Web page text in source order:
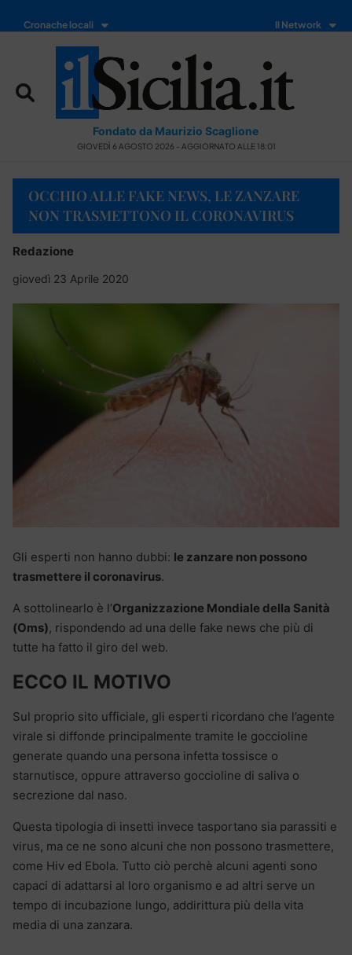
Cronache locali Il Network
Fondato da Maurizio Scaglione
GIOVEDÌ 6 AGOSTO 2026 - AGGIORNATO ALLE 18:01
OCCHIO ALLE FAKE NEWS, LE ZANZARE
NON TRASMETTONO IL CORONAVIRUS
Redazione
giovedì 23 Aprile 2020
Gli esperti non hanno dubbi: le zanzare non possono
trasmettere il coronavirus.
A sottolinearlo è l’Organizzazione Mondiale della Sanità
(Oms), rispondendo ad una delle fake news che più di
tutte ha fatto il giro del web.
ECCO IL MOTIVO
Sul proprio sito ufficiale, gli esperti ricordano che l’agente
virale si diffonde principalmente tramite le goccioline
generate quando una persona infetta tossisce o
starnutisce, oppure attraverso goccioline di saliva o
secrezione dal naso.
Questa tipologia di insetti invece tasportano sia parassiti e
virus, ma ce ne sono alcuni che non possono trasmettere,
come Hiv ed Ebola. Tutto ciò perchè alcuni agenti sono
capaci di adattarsi al loro organismo e ad altri serve un
tempo di incubazione lungo, addirittura più della vita
media di una zanzara.